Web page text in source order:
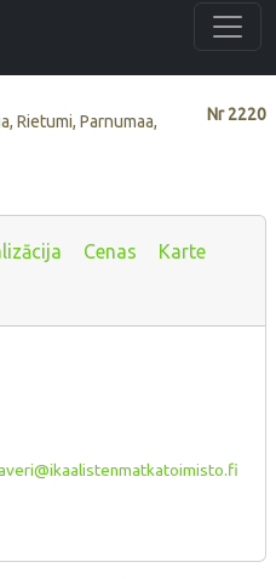
Nr2220
Rietumi, Parnumaa,
Cenas Karte